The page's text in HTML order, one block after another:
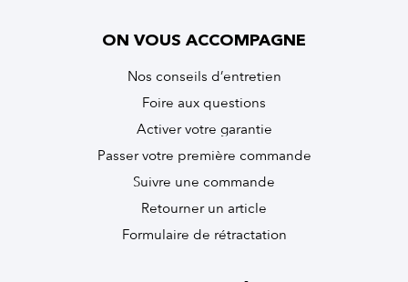
ON VOUS ACCOMPAGNE
Nos conseils d’entretien
Foire aux questions
Activer votre garantie
Passer votre première commande
Suivre une commande
Retourner un article
Formulaire de rétractation